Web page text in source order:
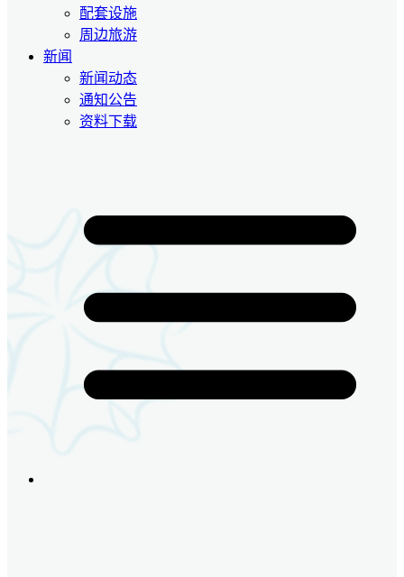
配套设施
周边旅游
新闻
新闻动态
通知公告
资料下载